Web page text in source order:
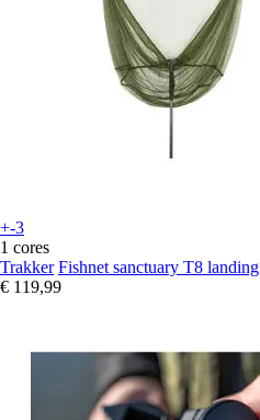
+-3
1 cores
Trakker Fishnet sanctuary T8 landing
€ 119,99